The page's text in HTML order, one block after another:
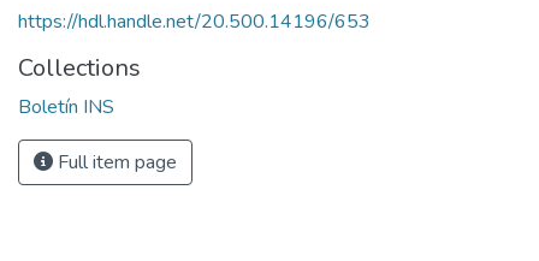
https://hdl.handle.net/20.500.14196/653
Collections
Boletín INS
Full item page